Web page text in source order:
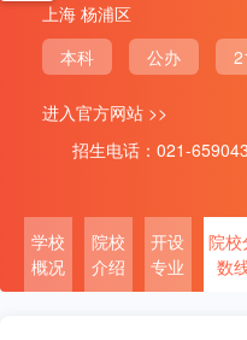
上海 杨浦区
本科
公办
进入官方网站 >>
招生电话：021-
学校
概况
院校
介绍
开设
专业
院校
数